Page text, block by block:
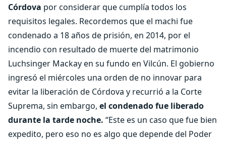
Córdova por considerar que cumplía todos los
requisitos legales. Recordemos que el machi fue
condenado a 18 años de prisión, en 2014, por el
incendio con resultado de muerte del matrimonio
Luchsinger Mackay en su fundo en Vilcún. El gobierno
ingresó el miércoles una orden de no innovar para
evitar la liberación de Córdova y recurrió a la Corte
Suprema, sin embargo, el condenado fue liberado
durante la tarde noche. “Este es un caso que fue bien
expedito, pero eso no es algo que depende del Poder